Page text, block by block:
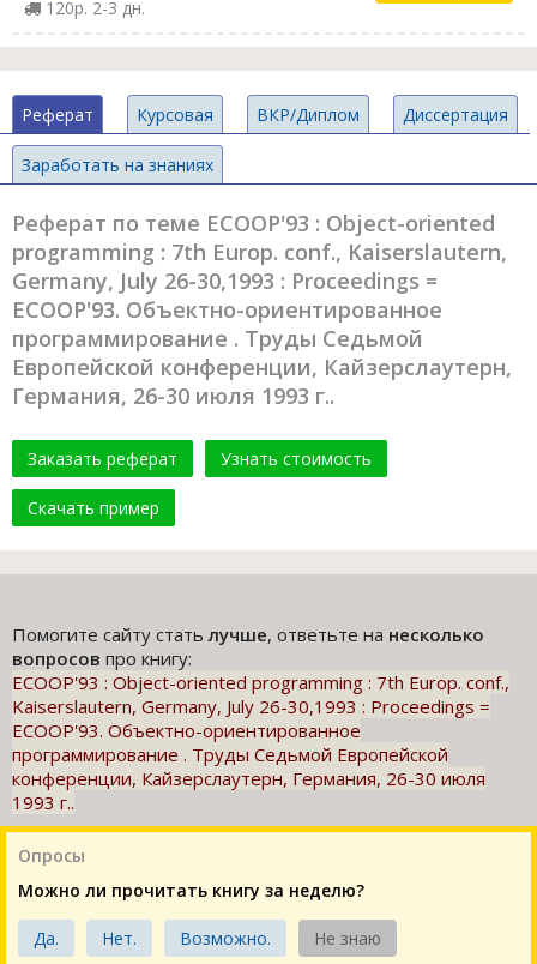
120р. 2-3 дн.
Реферат Курсовая ВКР/Диплом Диссертация
Заработать на знаниях
Реферат по теме ECOOP'93 : Object-oriented
programming : 7th Europ. conf., Kaiserslautern,
Germany, July 26-30,1993 : Proceedings =
ECOOP'93. Объектно-ориентированное
программирование . Труды Седьмой
Европейской конференции, Кайзерслаутерн,
Германия, 26-30 июля 1993 г..
Заказать реферат Узнать стоимость
Скачать пример
Помогите сайту статьлучше, ответьте на несколько
вопросов про книгу:
ECOOP'93 : Object-oriented programming : 7th Europ. conf.,
Kaiserslautern, Germany, July 26-30,1993 : Proceedings =
ECOOP'93. Объектно-ориентированное
программирование . Труды Седьмой Европейской
конференции, Кайзерслаутерн, Германия, 26-30 июля
1993 г..
Опросы
Можно ли прочитать книгу за неделю?
Да. Нет. Возможно. Не знаю